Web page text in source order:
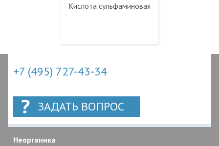
Кислота сульфаминовая
+7 (495) 727-43-34
ЗАДАТЬ ВОПРОС
Неорганика